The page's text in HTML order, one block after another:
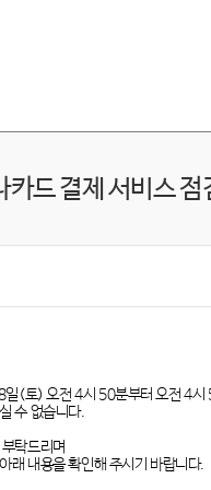
드 결제 서비스 점
일(토)오전4시 50분부터 오전4시
수 없습니다.
탁드리며
래 내용을 확인해 주시기 바랍니다.